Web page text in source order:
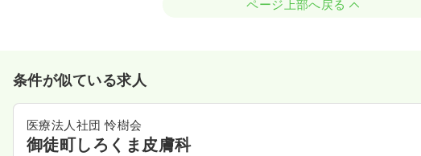
ページ上部へ戻る
条件が似ている求人
医療法人社団 怜樹会
御徒町しろくま皮膚科